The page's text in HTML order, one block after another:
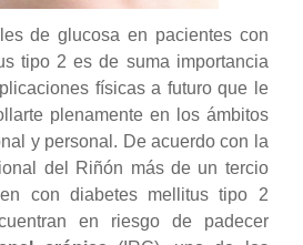
de glucosa en pacientes con
tipo 2 es de suma importancia
físicas a futuro que le
plenamente en los ámbitos
y personal. De acuerdo con la
del Riñón más de un tercio
con diabetes mellitus tipo 2
en riesgo de padecer